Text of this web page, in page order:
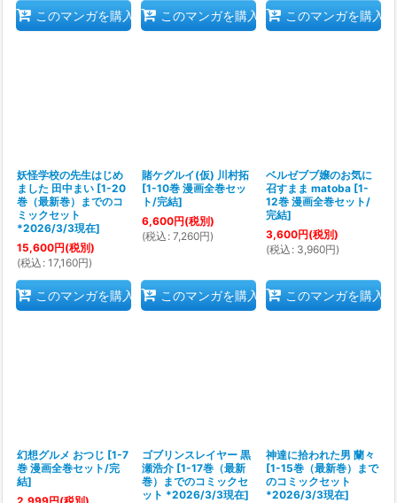
このマンガを購入 このマンガを購入 このマンガを購入
妖怪学校の先生はじめ
ました 田中まい [1-20
巻（最新巻）までのコ
ミックセット
*2026/3/3現在]
15,600円(税別)
(税込 : 17,160円)
このマンガを購入
賭ケグルイ(仮) 川村拓
[1-10巻 漫画全巻セッ
ト/完結]
6,600円(税別)
(税込 : 7,260円)
このマンガを購入
ベルゼブブ嬢のお気に
召すまま matoba [1-
12巻 漫画全巻セット/
完結]
3,600円(税別)
(税込 : 3,960円)
このマンガを購入
幻想グルメ おつじ [1-7
巻 漫画全巻セット/完
結]
ゴブリンスレイヤー 黒
瀬浩介 [1-17巻（最新
巻）までのコミックセ
ット *2026/3/3現在]
神達に拾われた男 蘭々
[1-15巻（最新巻）まで
のコミックセット
*2026/3/3現在]